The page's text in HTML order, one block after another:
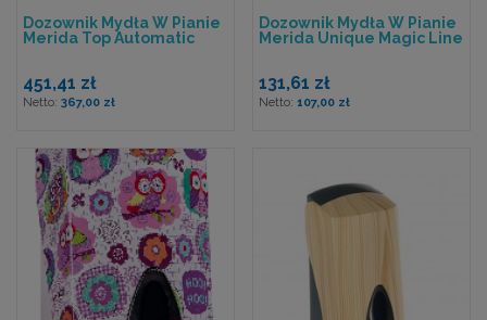
Dozownik Mydła W Pianie
Merida Top Automatic
451,41 zł
367,00 zł
Dozownik Mydła W Pianie
Merida Unique Magic Line
131,61 zł
107,00 zł